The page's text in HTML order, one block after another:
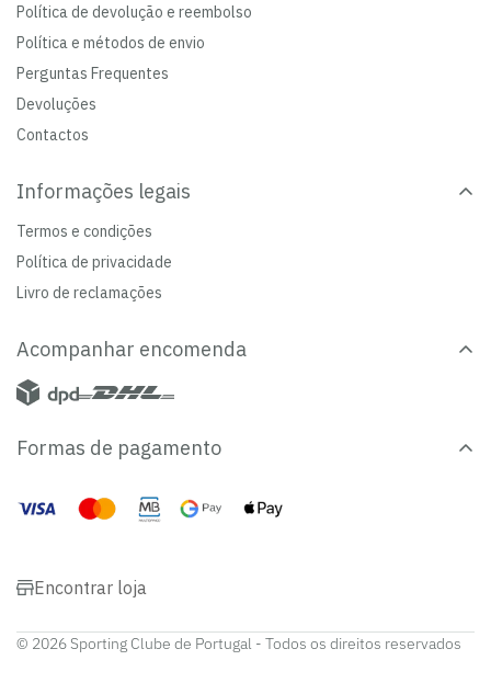
Política de devolução e reembolso
Política e métodos de envio
Perguntas Frequentes
Devoluções
Contactos
Informações legais
Termos e condições
Política de privacidade
Livro de reclamações
Acompanhar encomenda
Formas de pagamento
Encontrar loja
© 2026 Sporting Clube de Portugal - Todos os direitos reservados